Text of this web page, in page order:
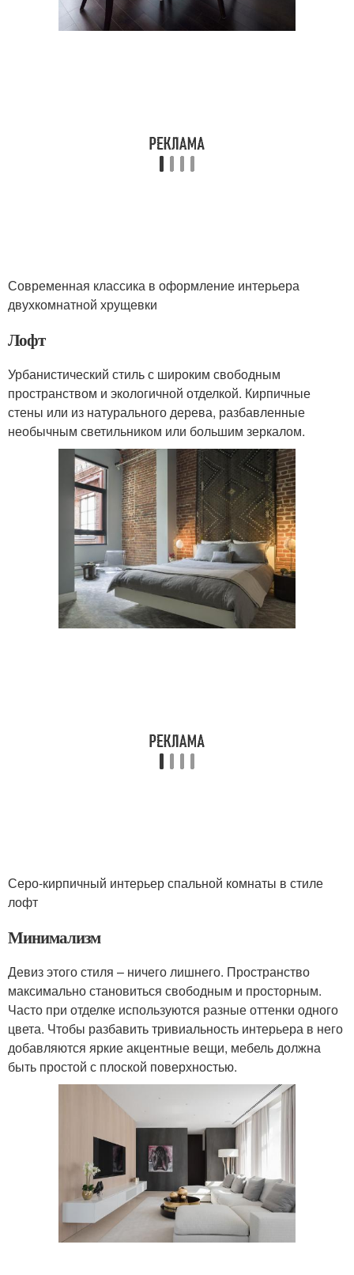
Современная классика в оформление интерьера
двухкомнатной хрущевки
Лофт
Урбанистический стиль с широким свободным
пространством и экологичной отделкой. Кирпичные
стены или из натурального дерева, разбавленные
необычным светильником или большим зеркалом.
Серо-кирпичный интерьер спальной комнаты в стиле
лофт
Минимализм
Девиз этого стиля – ничего лишнего. Пространство
максимально становиться свободным и просторным.
Часто при отделке используются разные оттенки одного
цвета. Чтобы разбавить тривиальность интерьера в него
добавляются яркие акцентные вещи, мебель должна
быть простой с плоской поверхностью.